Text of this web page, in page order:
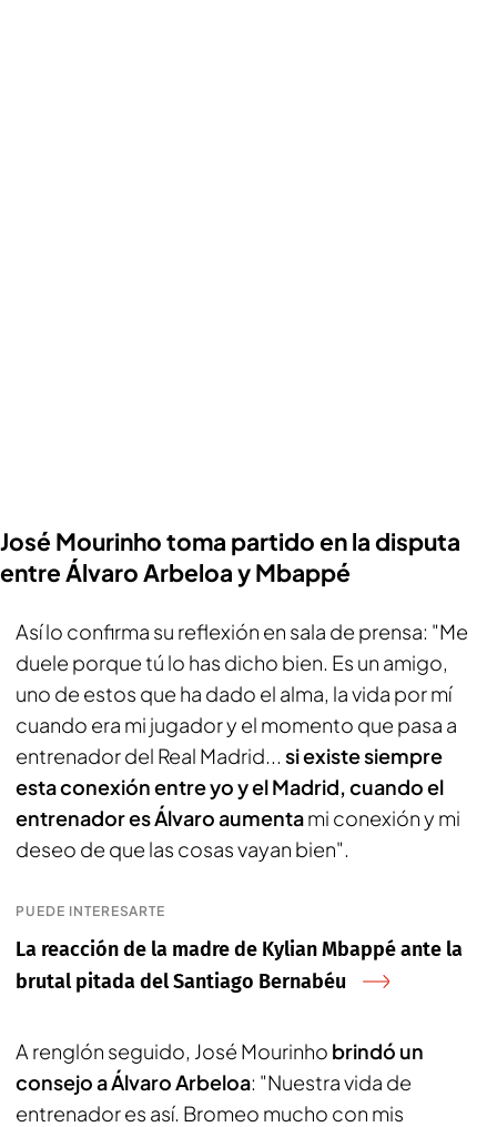
José Mourinho toma partido en la disputa
entre Álvaro Arbeloa y Mbappé
Así lo confirma su reflexión en sala de prensa: "Me
duele porque tú lo has dicho bien. Es un amigo,
uno de estos que ha dado el alma, la vida por mí
cuando era mi jugador y el momento que pasa a
entrenador del Real Madrid... si existe siempre
esta conexión entre yo y el Madrid, cuando el
entrenador es Álvaro aumentami conexión y mi
deseo de que las cosas vayan bien".
PUEDE INTERESARTE
La reacción de la madre de Kylian Mbappé ante la
brutal pitada del Santiago Bernabéu
A renglón seguido, José Mourinho brindó un
consejo a Álvaro Arbeloa: "Nuestra vida de
entrenador es así. Bromeo mucho con mis